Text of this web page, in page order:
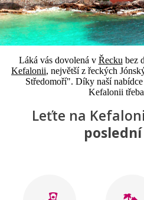
Láká vás dovolená v Řecku bez
Kefalonii, největší z řeckých
Středomoří". Díky naší
Kefalonii
Leťte na